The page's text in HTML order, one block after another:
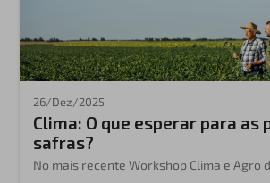
26/Dez/2025
Clima: O que esperar para as
safras?
No mais recenteWorkshop Clima e Agro